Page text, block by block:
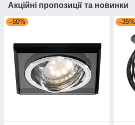
Акційні пропозиції та новинки
–50% –35%